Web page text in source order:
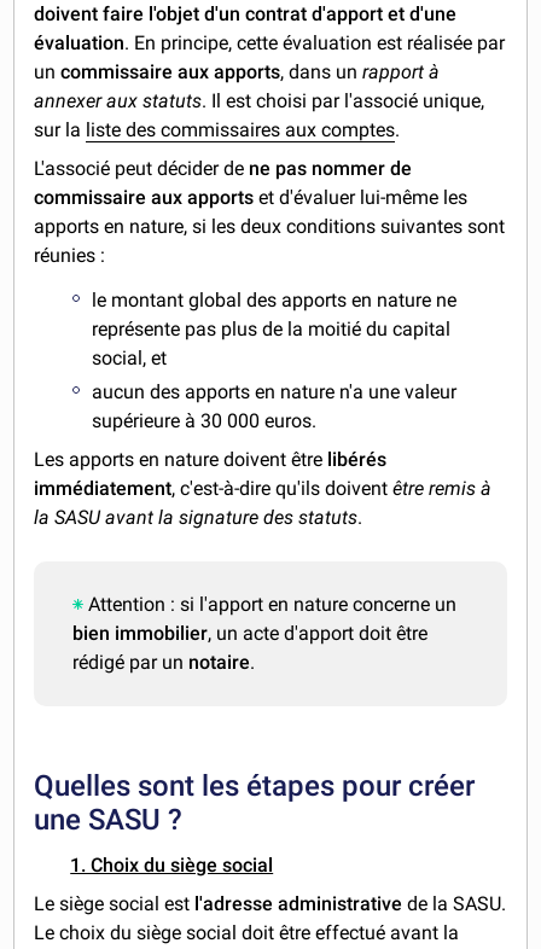
doivent faire l'objet d'un contrat d'apport et d'une
évaluation. En principe, cette évaluation est réalisée par
uncommissaire aux apports, dans unrapport à
annexer aux statuts. Il est choisi par l'associé unique,
sur la liste des commissaires aux comptes.
L'associé peut décider de ne pas nommer de
commissaire aux apports et d'évaluer lui-même les
apports en nature, si les deux conditions suivantes sont
réunies :
le montant global des apports en nature ne
représente pas plus de la moitié du capital
social, et
aucun des apports en nature n'a une valeur
supérieure à 30 000 euros.
Les apports en nature doivent être libérés
immédiatement, c'est-à-dire qu'ils doiventêtre remis à
la SASU avant la signature des statuts.
Attention : si l'apport en nature concerne un
bien immobilier, un acte d'apport doit être
rédigé par un notaire.
Quelles sont les étapes pour créer
une SASU ?
1. Choix du siège social
Le siège social est l'adresse administrativede la SASU.
Le choix du siège social doit être effectué avant la